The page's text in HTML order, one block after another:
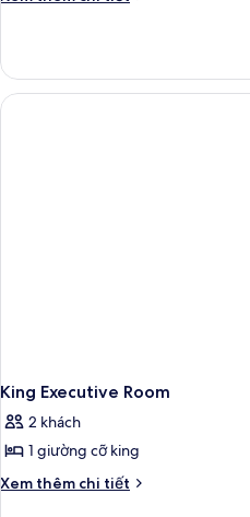
King
Deluxe
Room
King Executive Room
2 khách
1 giường cỡ king
Xem thêm chi tiết
Chi